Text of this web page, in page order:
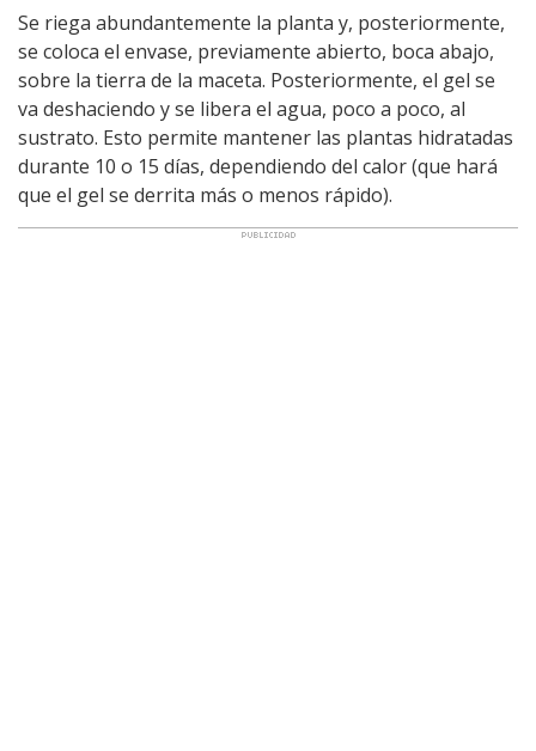
Se riega abundantemente la planta y, posteriormente,
se coloca el envase, previamente abierto, boca abajo,
sobre la tierra de la maceta. Posteriormente, el gel se
va deshaciendo y se libera el agua, poco a poco, al
sustrato. Esto permite mantener las plantas hidratadas
durante 10 o 15 días, dependiendo del calor (que hará
que el gel se derrita más o menos rápido).